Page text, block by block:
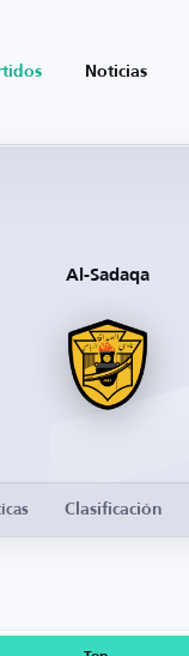
Noticias
Al-Sadaqa
Clasificación